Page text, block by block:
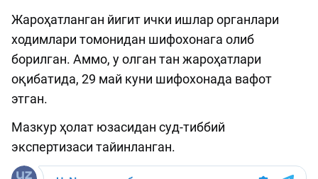
Жароҳатланган йигит ички ишлар органлари
ходимлари томонидан шифохонага олиб
борилган. Аммо, у олган тан жароҳатлари
оқибатида, 29 май куни шифохонада вафот
этган.
Мазкур ҳолат юзасидан суд-тиббий
экспертизаси тайинланган.